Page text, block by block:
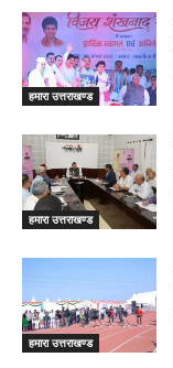
हमारा उत्तराखण्ड
हमारा उत्तराखण्ड
हमारा उत्तराखण्ड